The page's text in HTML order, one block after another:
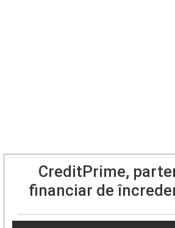
CreditPrime,
financiar de